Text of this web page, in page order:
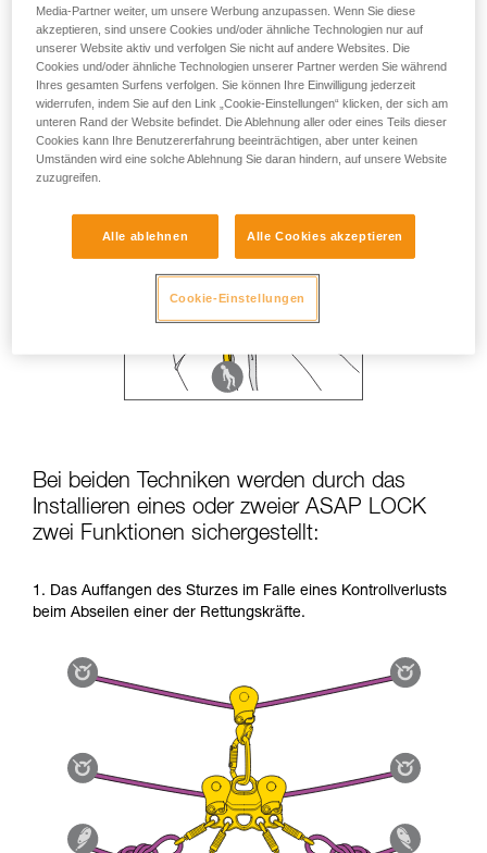
Bei beiden Techniken werden durch das
Installieren eines oder zweier ASAP LOCK
zwei Funktionen sichergestellt:
1. Das Auffangen des Sturzes im Falle eines Kontrollverlusts
beim Abseilen einer der Rettungskräfte.
Media-Partner weiter, um unsere Werbung anzupassen. Wenn Sie diese
akzeptieren, sind unsere Cookies und/oder ähnliche Technologien nur auf
unserer Website aktiv und verfolgen Sie nicht auf andere Websites. Die
Cookies und/oder ähnliche Technologien unserer Partner werden Sie während
Ihres gesamten Surfens verfolgen. Sie können Ihre Einwilligung jederzeit
widerrufen, indem Sie auf den Link „Cookie-Einstellungen“ klicken, der sich am
unteren Rand der Website befindet. Die Ablehnung aller oder eines Teils dieser
Cookies kann Ihre Benutzererfahrung beeinträchtigen, aber unter keinen
Umständen wird eine solche Ablehnung Sie daran hindern, auf unsere Website
zuzugreifen.
Alle ablehnen Alle Cookies akzeptieren
Cookie-Einstellungen